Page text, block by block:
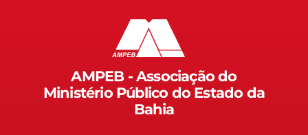
AMPEB - Associação do
Ministério Público do Estado da
Bahia